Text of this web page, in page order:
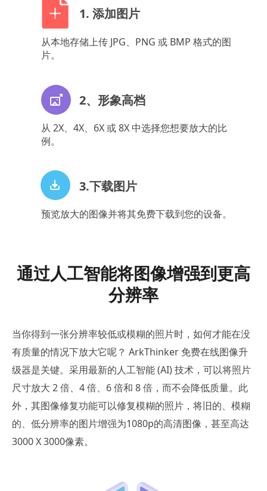
1. 添加图片
从本地存储上传 JPG、PNG 或 BMP 格式的图
片。
2、形象高档
从 2X、4X、6X 或 8X 中选择您想要放大的比
例。
3.下载图片
预览放大的图像并将其免费下载到您的设备。
通过人工智能将图像增强到更高
分辨率
当你得到一张分辨率较低或模糊的照片时，如何才能在没
有质量的情况下放大它呢？ ArkThinker 免费在线图像升
级器是关键。采用最新的人工智能 (AI) 技术，可以将照片
尺寸放大 2 倍、4 倍、6 倍和 8 倍，而不会降低质量。此
外，其图像修复功能可以修复模糊的照片，将旧的、模糊
的、低分辨率的图片增强为1080p的高清图像，甚至高达
3000 X 3000像素。